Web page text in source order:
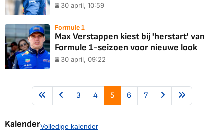
30 april, 10:59
Formule 1
Max Verstappen kiest bij 'herstart' van
Formule 1-seizoen voor nieuwe look
30 april, 09:22
3 4 5 6 7
KalenderVolledige kalender